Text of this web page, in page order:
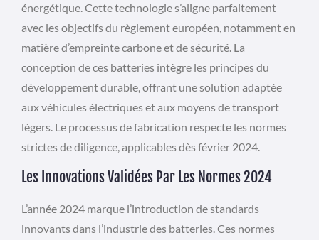
énergétique. Cette technologie s’aligne parfaitement
avec les objectifs du règlement européen, notamment en
matière d’empreinte carbone et de sécurité. La
conception de ces batteries intègre les principes du
développement durable, offrant une solution adaptée
aux véhicules électriques et aux moyens de transport
légers. Le processus de fabrication respecte les normes
strictes de diligence, applicables dès février 2024.
Les Innovations Validées Par Les Normes 2024
L’année 2024 marque l’introduction de standards
innovants dans l’industrie des batteries. Ces normes